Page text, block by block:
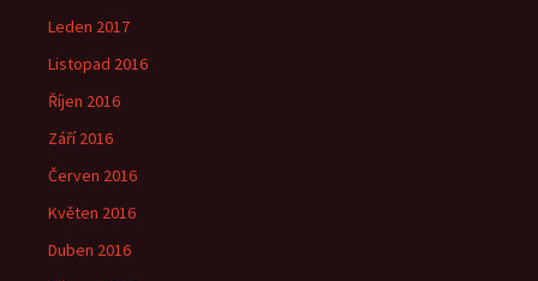
Leden 2017
Listopad 2016
Říjen 2016
Září 2016
Červen 2016
Květen 2016
Duben 2016